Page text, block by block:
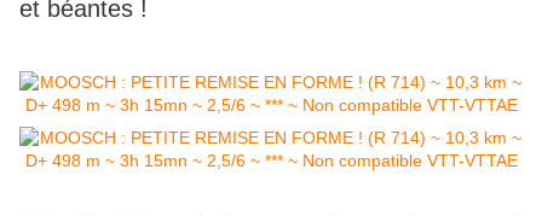
et béantes !